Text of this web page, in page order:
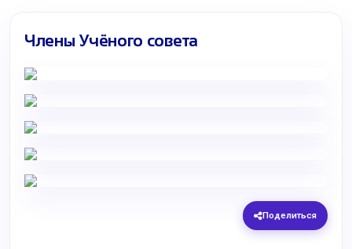
Члены Учёного совета
Поделиться